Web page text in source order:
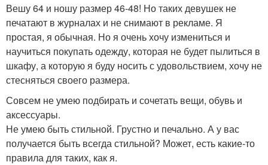
Вешу 64 и ношу размер 46-48! Но таких девушек не
печатают в журналах и не снимают в рекламе. Я
простая, я обычная. Но я очень хочу измениться и
научиться покупать одежду, которая не будет пылиться в
шкафу, а которую я буду носить с удовольствием, хочу не
стесняться своего размера.
Совсем не умею подбирать и сочетать вещи, обувь и
аксессуары.
Не умею быть стильной. Грустно и печально. А у вас
получается быть всегда стильной? Может, есть какие-то
правила для таких, как я.